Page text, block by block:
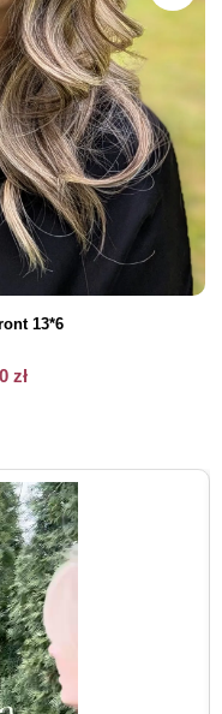
13*6
zł